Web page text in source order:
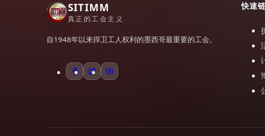
SITIMM
真正的工会主义
自1948年以来捍卫工人权利的墨西哥最重要的工会。
快速